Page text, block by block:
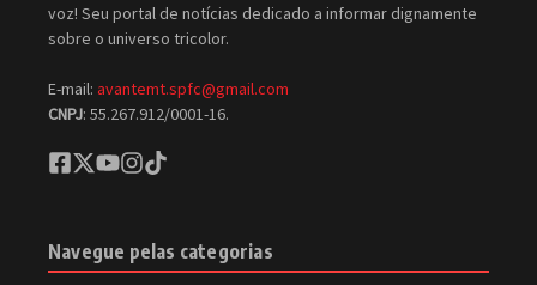
voz! Seu portal de notícias dedicado a informar dignamente
sobre o universo tricolor.
E-mail: avantemt.spfc@gmail.com
CNPJ: 55.267.912/0001-16.
Navegue pelas categorias